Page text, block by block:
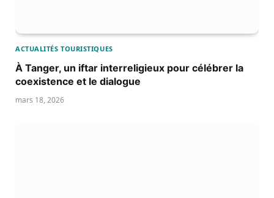
ACTUALITÉS TOURISTIQUES
À Tanger, un iftar interreligieux pour célébrer la
coexistence et le dialogue
mars 18, 2026